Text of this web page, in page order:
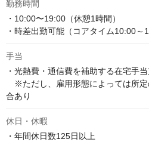
勤務時間
・10:00〜19:00（休憩1時間）
・時差出勤可能（コアタイム10:00～
手当
・光熱費・通信費を補助する在宅手
※ただし、雇用形態によっては所定
合あり
休日・休暇
・年間休日数125日以上